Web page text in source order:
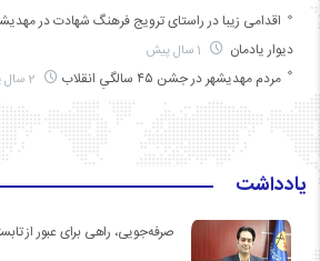
اقدامی زیبا در راستای ترویج فرهنگ شهادت در
دیوار یادمان
مردم مهدیشهر در جشن ۴۵ سالگیِ انقلاب
یادداشت
صرفه‌جویی، راهی برای عبور از